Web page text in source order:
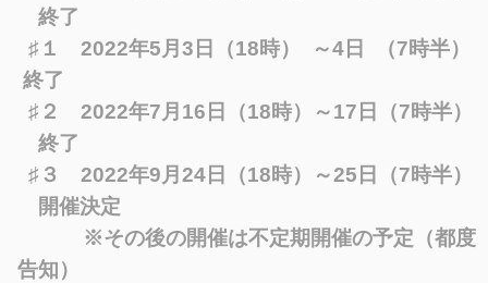
終了
♯１ 2022年5月3日（18時） ～4日 （7時半）
終了
♯２ 2022年7月16日（18時）～17日（7時半）
終了
♯３ 2022年9月24日（18時）～25日（7時半）
開催決定
※その後の開催は不定期開催の予定（都度
告知）